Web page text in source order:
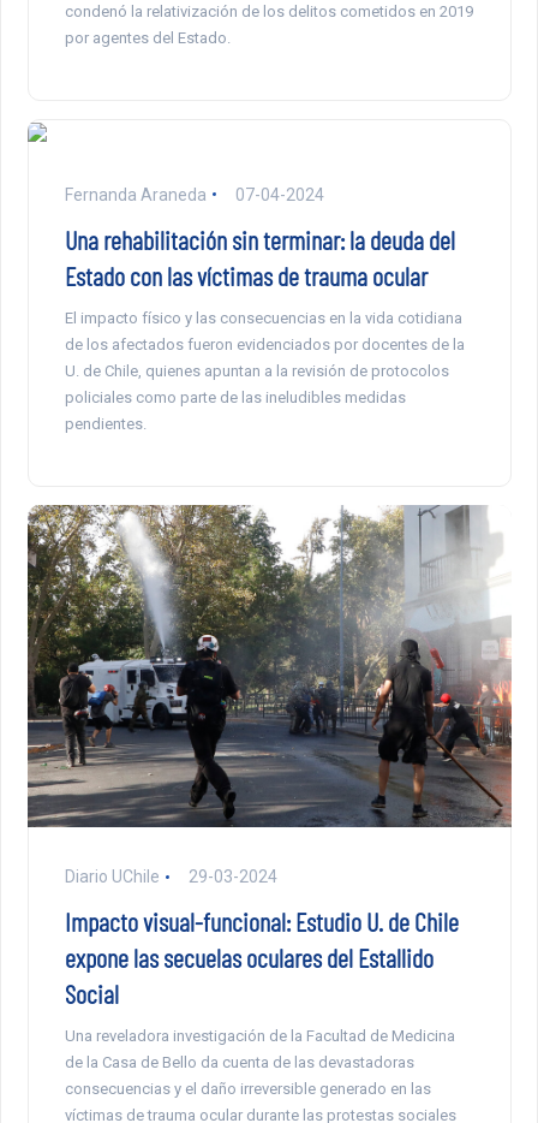
condenó la relativización de los delitos cometidos en 2019
por agentes del Estado.
Fernanda Araneda 07-04-2024
Una rehabilitación sin terminar: la deuda del
Estado con las víctimas de trauma ocular
El impacto físico y las consecuencias en la vida cotidiana
de los afectados fueron evidenciados por docentes de la
U. de Chile, quienes apuntan a la revisión de protocolos
policiales como parte de las ineludibles medidas
pendientes.
Diario UChile 29-03-2024
Impacto visual-funcional: Estudio U. de Chile
expone las secuelas oculares del Estallido
Social
Una reveladora investigación de la Facultad de Medicina
de la Casa de Bello da cuenta de las devastadoras
consecuencias y el daño irreversible generado en las
víctimas de trauma ocular durante las protestas sociales